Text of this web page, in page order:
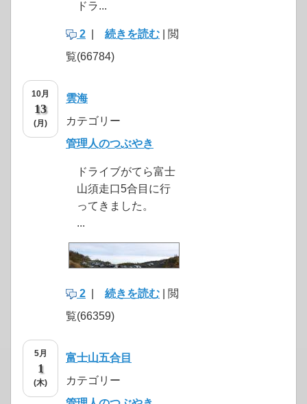
ドラ...
2 続きを読む | 閲
覧(66784)
10月
13
(月)
雲海
カテゴリー
管理人のつぶやき
ドライブがてら富士
山須走口5合目に行
ってきました。
...
2 続きを読む | 閲
覧(66359)
5月
1
(木)
富士山五合目
カテゴリー